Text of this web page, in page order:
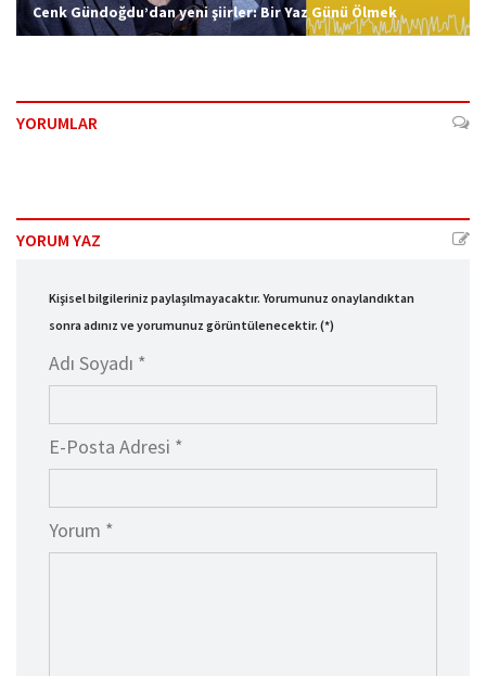
Cenk Gündoğdu’dan yeni şiirler: Bir Yaz Günü Ölmek
YORUMLAR
YORUM YAZ
Kişisel bilgileriniz paylaşılmayacaktır. Yorumunuz onaylandıktan
sonra adınız ve yorumunuz görüntülenecektir. (*)
Adı Soyadı *
E-Posta Adresi *
Yorum *